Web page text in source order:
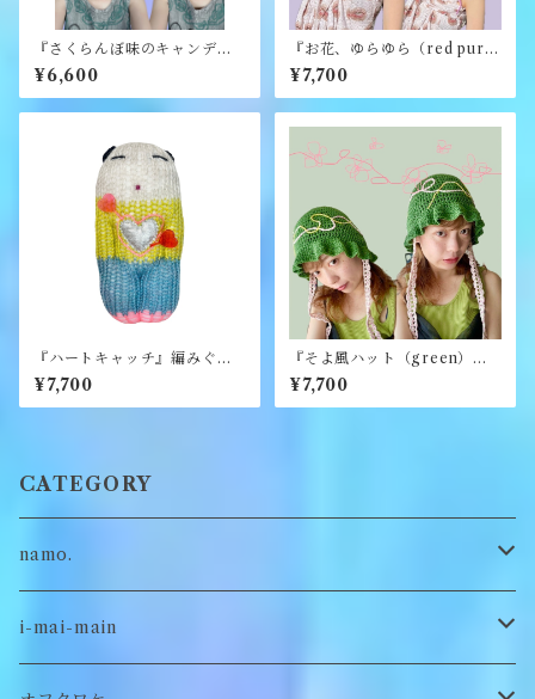
『さくらんぼ味のキャンディ
ハット』《merry yarn》
¥6,600
『お花、ゆらゆら（red purpl
e）』《merry yarn》
¥7,700
『ハートキャッチ』編みぐる
み《むくり》
¥7,700
『そよ風ハット（green）』
《merry yarn》
¥7,700
CATEGORY
namo.
古着
i-mai-main